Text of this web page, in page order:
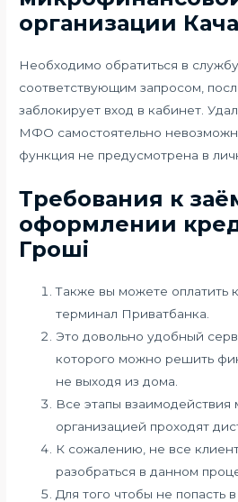
организации
Необходимо обратиться в
соответствующим запросом,
заблокирует вход в кабинет.
МФО самостоятельно
функция не предусмотрена в
Требования к
оформлении
Гроші
Также вы можете оплатить
терминал Приватбанка.
Это довольно удобный
которого можно решить
не выходя из дома.
Все этапы
организацией проходят
К сожалению, не все
разобраться в данном
Для того чтобы не попасть